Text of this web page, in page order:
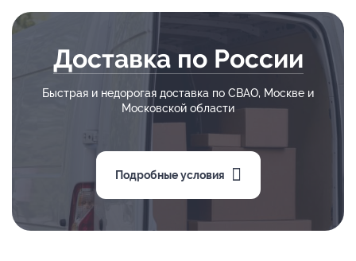
Доставка по России
Быстрая и недорогая доставка по СВАО, Москве и
Московской области
Подробные условия